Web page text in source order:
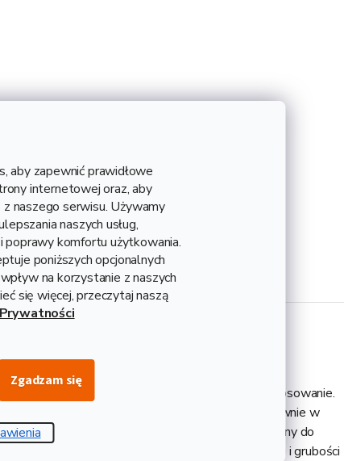
aby zapewnić prawidłowe
internetowej oraz, aby
naszego serwisu. Używamy
naszych usług,
poprawy komfortu użytkowania.
poniższych opcjonalnych
na korzystanie z naszych
się więcej, przeczytaj naszą
Zgadzam się
o jakości S235 ma szerokie zastosowanie.
spawalność i znajdzie swoje zastosowanie głównie w
do gięcia i spawania, a także do montażu. Popularny do
w długości produkcyjnej 6 m, wadze 128,87 kg i grubości